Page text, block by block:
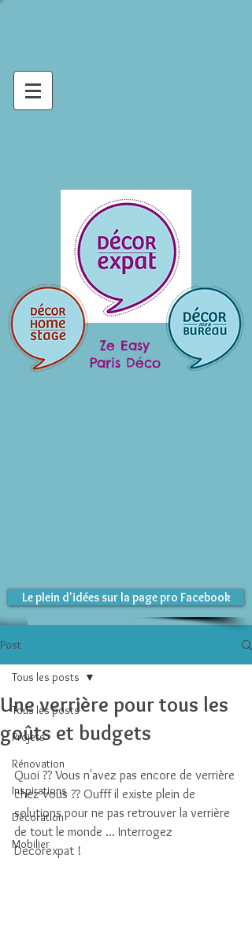
Ze Easy
Paris Déco
Le plein d'idées sur la page pro Facebook
Post
Tous les posts
Projets
Rénovation
Inspirations
Décoration
Mobilier
Tous les posts
Une verrière pour tous les
goûts et budgets
Quoi ?? Vous n'avez pas encore de verrière
chez vous ?? Oufff il existe plein de
solutions pour ne pas retrouver la verrière
de tout le monde ... Interrogez
Decorexpat !